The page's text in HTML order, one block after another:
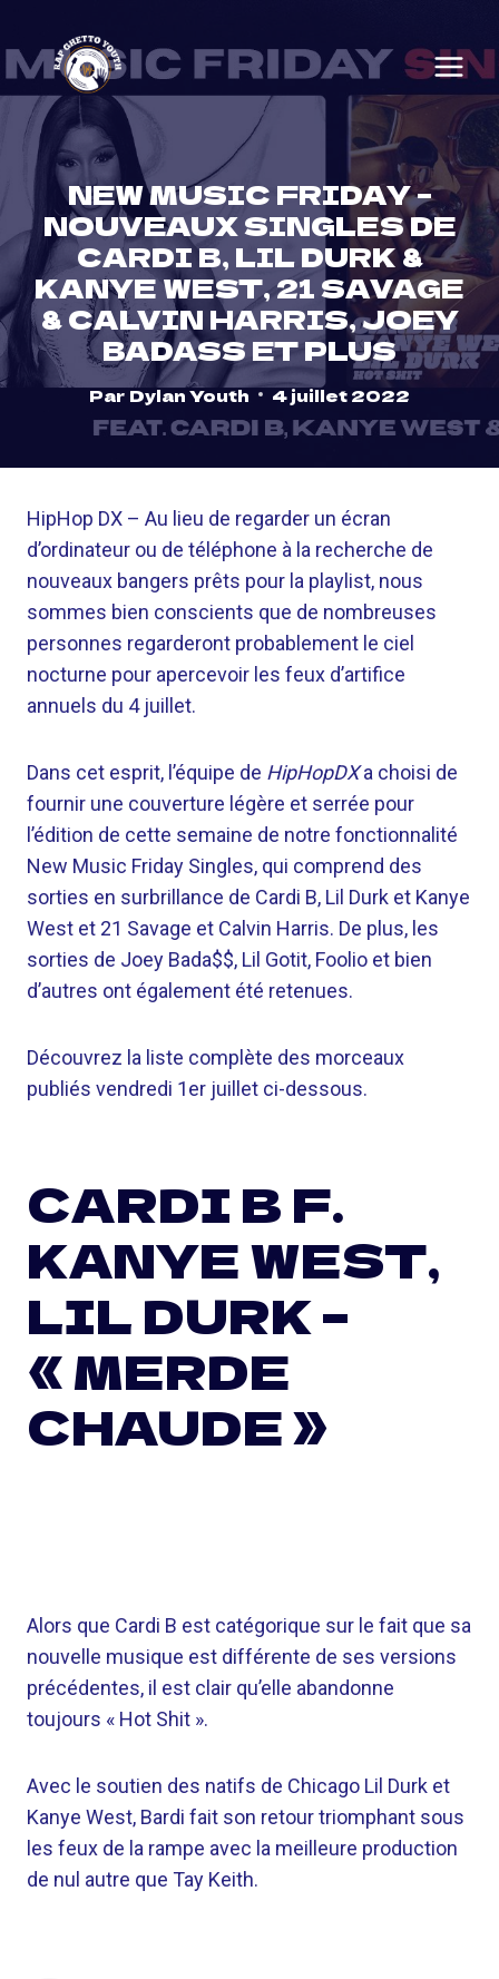
to
content
NEW MUSIC FRIDAY –
NOUVEAUX SINGLES DE
CARDI B, LIL DURK &
KANYE WEST, 21 SAVAGE
& CALVIN HARRIS, JOEY
BADASS ET PLUS
ParDylan Youth 4 juillet 2022
HipHop DX – Au lieu de regarder un écran
d’ordinateur ou de téléphone à la recherche de
nouveaux bangers prêts pour la playlist, nous
sommes bien conscients que de nombreuses
personnes regarderont probablement le ciel
nocturne pour apercevoir les feux d’artifice
annuels du 4 juillet.
Dans cet esprit, l’équipe de HipHopDXa choisi de
fournir une couverture légère et serrée pour
l’édition de cette semaine de notre fonctionnalité
New Music Friday Singles, qui comprend des
sorties en surbrillance de Cardi B, Lil Durk et Kanye
West et 21 Savage et Calvin Harris. De plus, les
sorties de Joey Bada$$, Lil Gotit, Foolio et bien
d’autres ont également été retenues.
Découvrez la liste complète des morceaux
publiés vendredi 1er juillet ci-dessous.
CARDI B F.
KANYE WEST,
LIL DURK –
« MERDE
CHAUDE »
Alors que Cardi B est catégorique sur le fait que sa
nouvelle musique est différente de ses versions
précédentes, il est clair qu’elle abandonne
toujours « Hot Shit ».
Avec le soutien des natifs de Chicago Lil Durk et
Kanye West, Bardi fait son retour triomphant sous
les feux de la rampe avec la meilleure production
de nul autre que Tay Keith.